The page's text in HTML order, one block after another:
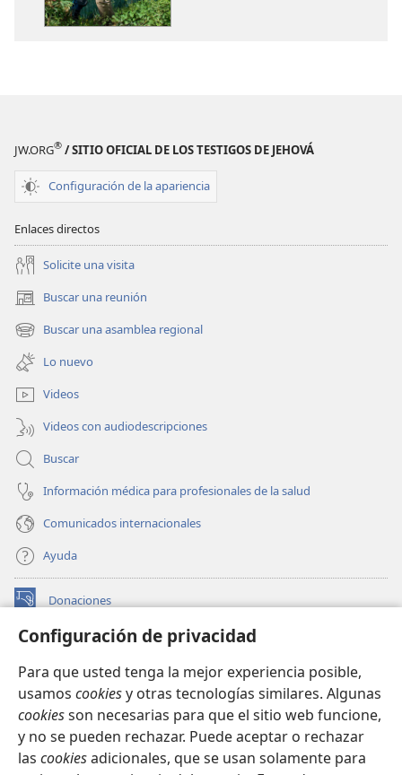
Configuración de privacidad
Para que usted tenga la mejor experiencia posible,
usamos cookiesy otras tecnologías similares. Algunas
cookiesson necesarias para que el sitio web funcione,
y no se pueden rechazar. Puede aceptar o rechazar
las cookiesadicionales, que se usan solamente para
2015 2015
JW.ORG® / SITIO OFICIAL DE LOS TESTIGOS DE JEHOVÁ
Configuración de la apariencia
Enlaces directos
Solicite una visita
Buscar una reunión
(abre
una
nueva
ventana)
Buscar una asamblea regional
(abre
una
nueva
ventana)
Lo nuevo
Videos
Videos con audiodescripciones
Buscar
Información médica para profesionales de la salud
Comunicados internacionales
Ayuda
Donaciones
(abre
nueva BIBLIOTECA EN LÍNEA Watchtower™
una
nueva
ventana)
JW Hub
(abre
una
nueva
ventana)
JW Library